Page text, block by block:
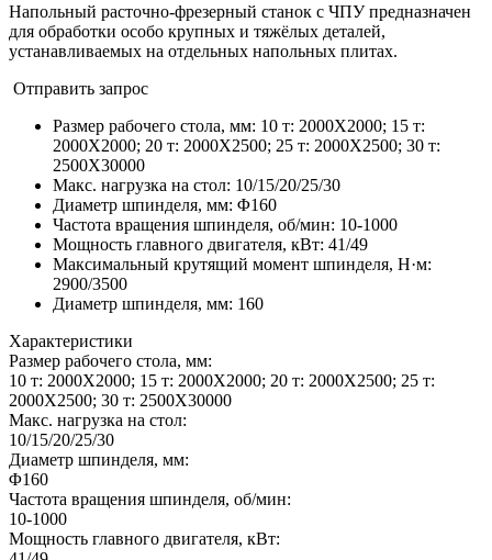
Напольный расточно-фрезерный станок с ЧПУ предназначен
для обработки особо крупных и тяжёлых деталей,
устанавливаемых на отдельных напольных плитах.
Отправить запрос
Размер рабочего стола, мм: 10 т: 2000X2000; 15 т:
2000X2000; 20 т: 2000X2500; 25 т: 2000X2500; 30 т:
2500X30000
Макс. нагрузка на стол: 10/15/20/25/30
Диаметр шпинделя, мм: Φ160
Частота вращения шпинделя, об/мин: 10-1000
Мощность главного двигателя, кВт: 41/49
Максимальный крутящий момент шпинделя, Н·м:
2900/3500
Диаметр шпинделя, мм: 160
Характеристики
Размер рабочего стола, мм:
10 т: 2000X2000; 15 т: 2000X2000; 20 т: 2000X2500; 25 т:
2000X2500; 30 т: 2500X30000
Макс. нагрузка на стол:
10/15/20/25/30
Диаметр шпинделя, мм:
Φ160
Частота вращения шпинделя, об/мин:
10-1000
Мощность главного двигателя, кВт: